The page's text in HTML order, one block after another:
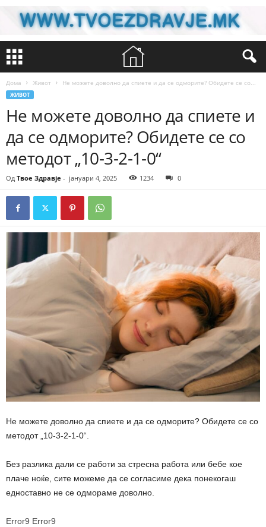
Дома Живот Не можете доволно да спиете и да се одморите? Обидете се со...
ЖИВОТ
Не можете доволно да спиете и
да се одморите? Обидете се со
методот „10-3-2-1-0“
Од Твое Здравје - јануари 4, 2025 1234 0
Не можете доволно да спиете и да се одморите? Обидете се со
методот „10-3-2-1-0“.
Без разлика дали се работи за стресна работа или бебе кое
плаче ноќе, сите можеме да се согласиме дека понекогаш
едноставно не се одмораме доволно.
Error9 Error9